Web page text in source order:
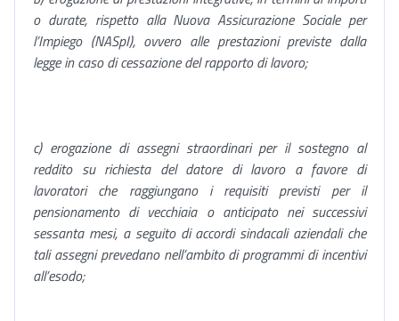
o durate, rispetto alla Nuova Assicurazione Sociale per
l’Impiego (NASpI), ovvero alle prestazioni previste dalla
legge in caso di cessazione del rapporto di lavoro;
c) erogazione di assegni straordinari per il sostegno al
reddito su richiesta del datore di lavoro a favore di
lavoratori che raggiungano i requisiti previsti per il
pensionamento di vecchiaia o anticipato nei successivi
sessanta mesi, a seguito di accordi sindacali aziendali che
tali assegni prevedano nell’ambito di programmi di incentivi
all’esodo;